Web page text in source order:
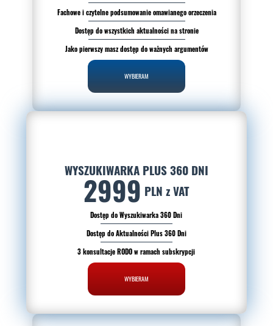
Fachowe i czytelne podsumowanie omawianego orzeczenia
Dostęp do wszystkich aktualności na stronie
Jako pierwszy masz dostęp do ważnych argumentów
WYBIERAM
WYSZUKIWARKA PLUS 360 DNI
2999 PLN z VAT
Dostęp do Wyszukiwarka 360 Dni
Dostęp do Aktualności Plus 360 Dni
3 konsultacje RODO w ramach subskrypcji
WYBIERAM